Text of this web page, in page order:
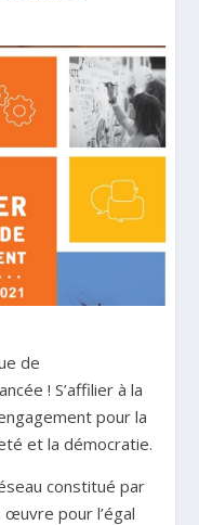
de
! S’affilier à la
pour la
et la démocratie.
constitué par
œuvre pour l’égal